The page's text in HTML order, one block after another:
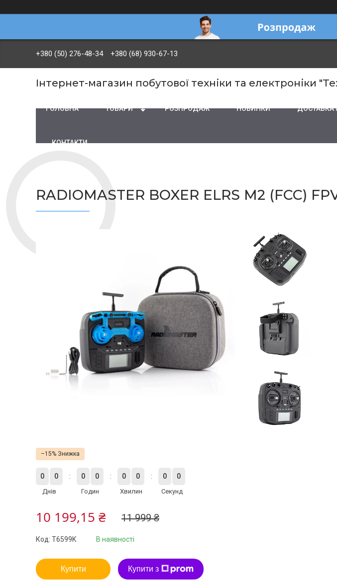
+380 (50) 276-48-34 +380 (68) 930-67-13
Інтернет-магазин побутової техніки та електроніки
ГОЛОВНА ТОВАРИ PОЗПРОДАЖ НОВИНКИ ДОСТАВКА
КОНТАКТИ
RADIOMASTER BOXER ELRS M2 (FCC)
–15%
0 0
Днів
0 0
Годин
0 0
Хвилин
0 0
Секунд
11 999 ₴
10 199,15 ₴
В наявності
Код: T6599K
Купити Купити з